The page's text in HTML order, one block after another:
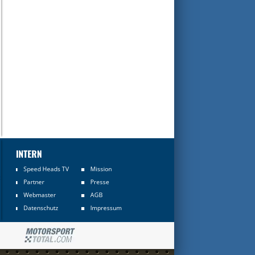
INTERN
Speed Heads TV
Mission
Partner
Presse
Webmaster
AGB
Datenschutz
Impressum